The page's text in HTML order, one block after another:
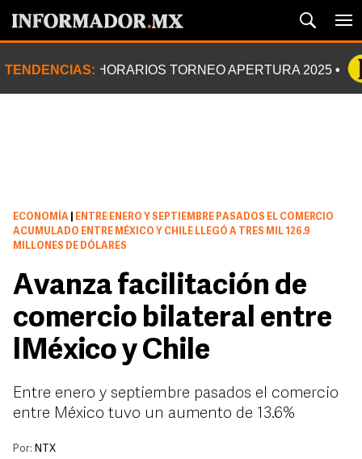
TENDENCIAS: HORARIOS TORNEO APERTURA 2025
ECONOMÍA
ENTRE ENERO Y SEPTIEMBRE PASADOS EL COMERCIO
ACUMULADO ENTRE MÉXICO Y CHILE LLEGÓ A TRES MIL 126.9
MILLONES DE DÓLARES
Avanza facilitación de
comercio bilateral entre
lMéxico y Chile
Entre enero y septiembre pasados el comercio
entre México tuvo un aumento de 13.6%
Por: NTX